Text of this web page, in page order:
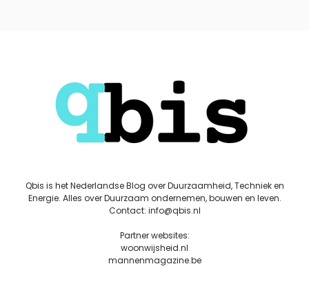
Qbis is het Nederlandse Blog over Duurzaamheid, Techniek en
Energie. Alles over Duurzaam ondernemen, bouwen en leven.
Contact: info@qbis.nl
Partner websites:
woonwijsheid.nl
mannenmagazine.be